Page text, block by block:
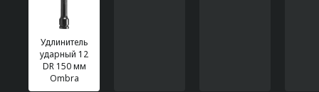
Удлинитель
ударный 12
DR 150 мм
Ombra